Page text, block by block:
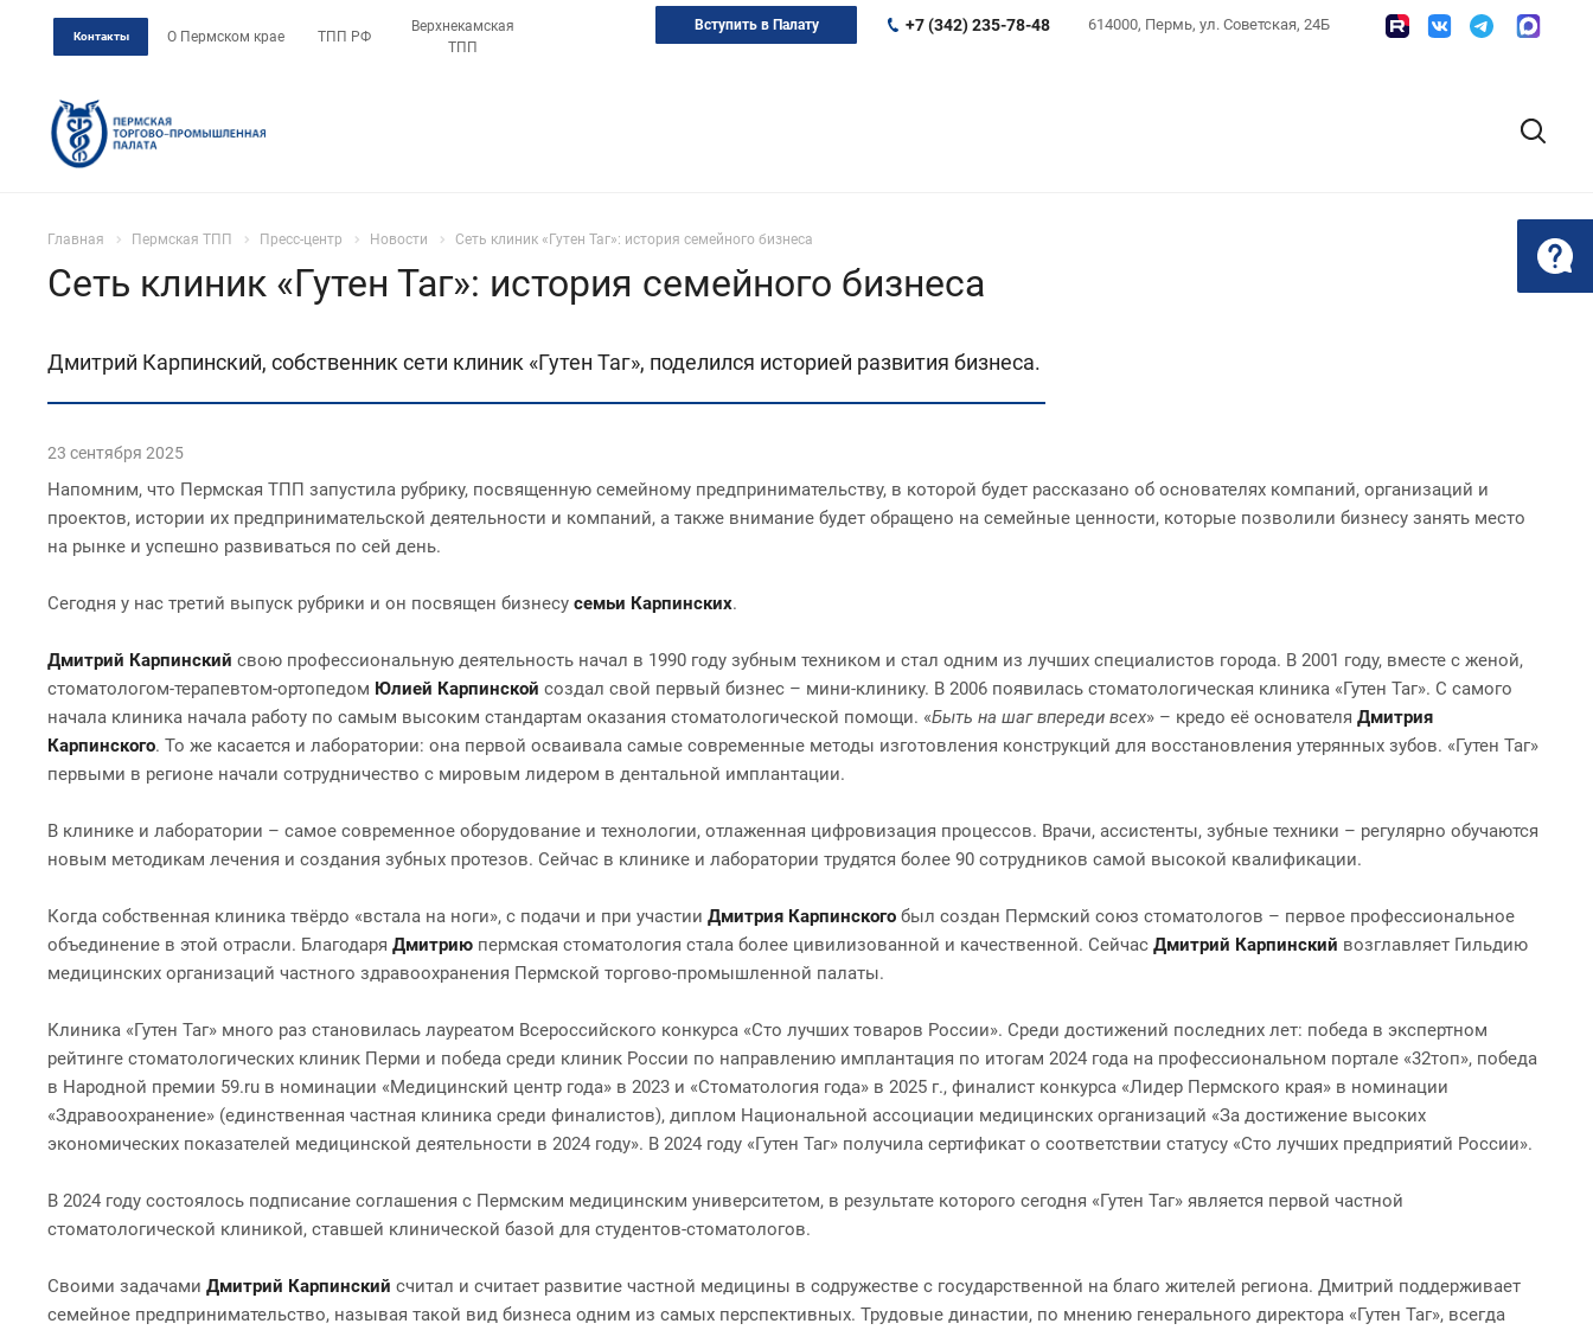
Контакты О Пермском крае ТПП РФ
Верхнекамская
ТПП
614000, Пермь, ул. Советская, 24Б
+7 (342) 235-78-48
Вступить в Палату
Главная Пермская ТПП Пресс-центр Новости Сеть клиник «Гутен Таг»: история семейного бизнеса
Сеть клиник «Гутен Таг»: история семейного бизнеса
Дмитрий Карпинский, собственник сети клиник «Гутен Таг», поделился историей развития бизнеса.
23 сентября 2025
Напомним, что Пермская ТПП запустила рубрику, посвященную семейному предпринимательству, в которой будет рассказано об основателях компаний, организаций и
проектов, истории их предпринимательской деятельности и компаний, а также внимание будет обращено на семейные ценности, которые позволили бизнесу занять место
на рынке и успешно развиваться по сей день.
Сегодня у нас третий выпуск рубрики и он посвящен бизнесу семьи Карпинских.
Дмитрий Карпинский свою профессиональную деятельность начал в 1990 году зубным техником и стал одним из лучших специалистов города. В 2001 году, вместе с женой,
стоматологом-терапевтом-ортопедом Юлией Карпинской создал свой первый бизнес – мини-клинику. В 2006 появилась стоматологическая клиника «Гутен Таг». С самого
начала клиника начала работу по самым высоким стандартам оказания стоматологической помощи. «Быть на шаг впереди всех» – кредо её основателя Дмитрия
Карпинского. То же касается и лаборатории: она первой осваивала самые современные методы изготовления конструкций для восстановления утерянных зубов. «Гутен Таг»
первыми в регионе начали сотрудничество с мировым лидером в дентальной имплантации.
В клинике и лаборатории – самое современное оборудование и технологии, отлаженная цифровизация процессов. Врачи, ассистенты, зубные техники – регулярно обучаются
новым методикам лечения и создания зубных протезов. Сейчас в клинике и лаборатории трудятся более 90 сотрудников самой высокой квалификации.
Когда собственная клиника твёрдо «встала на ноги», с подачи и при участии Дмитрия Карпинского был создан Пермский союз стоматологов – первое профессиональное
объединение в этой отрасли. Благодаря Дмитрию пермская стоматология стала более цивилизованной и качественной. Сейчас Дмитрий Карпинский возглавляет Гильдию
медицинских организаций частного здравоохранения Пермской торгово-промышленной палаты.
Клиника «Гутен Таг» много раз становилась лауреатом Всероссийского конкурса «Сто лучших товаров России». Среди достижений последних лет: победа в экспертном
рейтинге стоматологических клиник Перми и победа среди клиник России по направлению имплантация по итогам 2024 года на профессиональном портале «32топ», победа
в Народной премии 59.ru в номинации «Медицинский центр года» в 2023 и «Стоматология года» в 2025 г., финалист конкурса «Лидер Пермского края» в номинации
«Здравоохранение» (единственная частная клиника среди финалистов), диплом Национальной ассоциации медицинских организаций «За достижение высоких
экономических показателей медицинской деятельности в 2024 году». В 2024 году «Гутен Таг» получила сертификат о соответствии статусу «Сто лучших предприятий России».
В 2024 году состоялось подписание соглашения с Пермским медицинским университетом, в результате которого сегодня «Гутен Таг» является первой частной
стоматологической клиникой, ставшей клинической базой для студентов-стоматологов.
Своими задачами Дмитрий Карпинский считал и считает развитие частной медицины в содружестве с государственной на благо жителей региона. Дмитрий поддерживает
семейное предпринимательство, называя такой вид бизнеса одним из самых перспективных. Трудовые династии, по мнению генерального директора «Гутен Таг», всегда